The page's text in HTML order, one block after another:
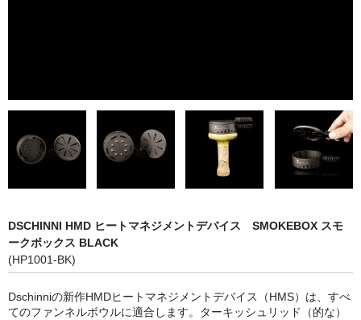
CyberChill
dschinni
Oduman
Kaloud
DSCHINNI HMD ヒートマネジメントデバイス SMOKEBOX スモ
ークボックス BLACK
(HP1001-BK)
Dschinniの新作HMDヒートマネジメントデバイス（HMS）は、すべ
てのファンネルボウルに適合します。ターキッシュリッド（的な）